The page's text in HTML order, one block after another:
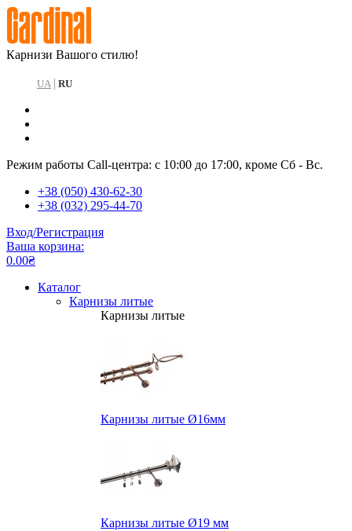
Карнизи Вашого стилю!
UA | RU
Режим работы Call-центра: с 10:00 до 17:00, кроме Сб - Вс.
+38 (050) 430-62-30
+38 (032) 295-44-70
Вход/Регистрация
Ваша корзина:
0.00₴
Каталог
Карнизы литые
Карнизы литые
Карнизы литые Ø16мм
Карнизы литые Ø19 мм